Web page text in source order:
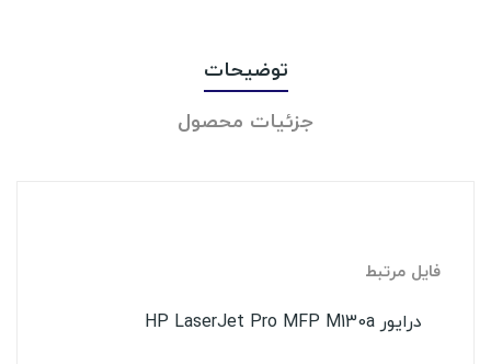
توضیحات
جزئیات محصول
فایل مرتبط
درایور HP LaserJet Pro MFP M130a